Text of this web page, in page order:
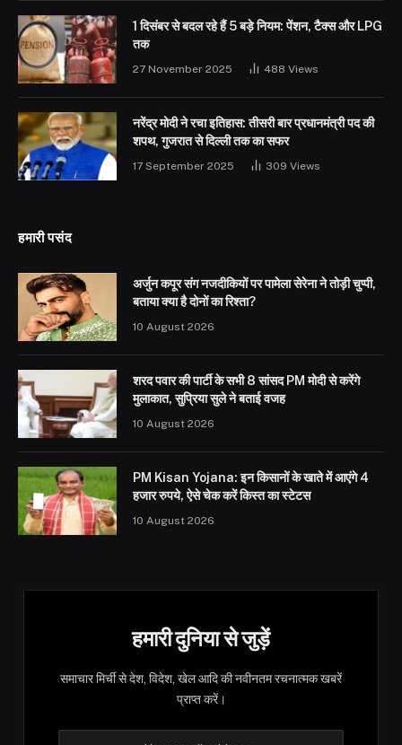
1 दिसंबर से बदल रहे हैं 5 बड़े नियम: पेंशन, टैक्स और LPG
तक
27 November 2025 488 Views
नरेंद्र मोदी ने रचा इतिहास: तीसरी बार प्रधानमंत्री पद की
शपथ, गुजरात से दिल्ली तक का सफर
17 September 2025 309 Views
हमारी पसंद
अर्जुन कपूर संग नजदीकियों पर पामेला सेरेना ने तोड़ी चुप्पी,
बताया क्या है दोनों का रिश्ता?
10 August 2026
शरद पवार की पार्टी के सभी 8 सांसद PM मोदी से करेंगे
मुलाकात, सुप्रिया सुले ने बताई वजह
10 August 2026
PM Kisan Yojana: इन किसानों के खाते में आएंगे 4
हजार रुपये, ऐसे चेक करें किस्त का स्टेटस
10 August 2026
हमारी दुनिया से जुड़ें
समाचार मिर्ची से देश, विदेश, खेल आदि की नवीनतम रचनात्मक खबरें
प्राप्त करें।